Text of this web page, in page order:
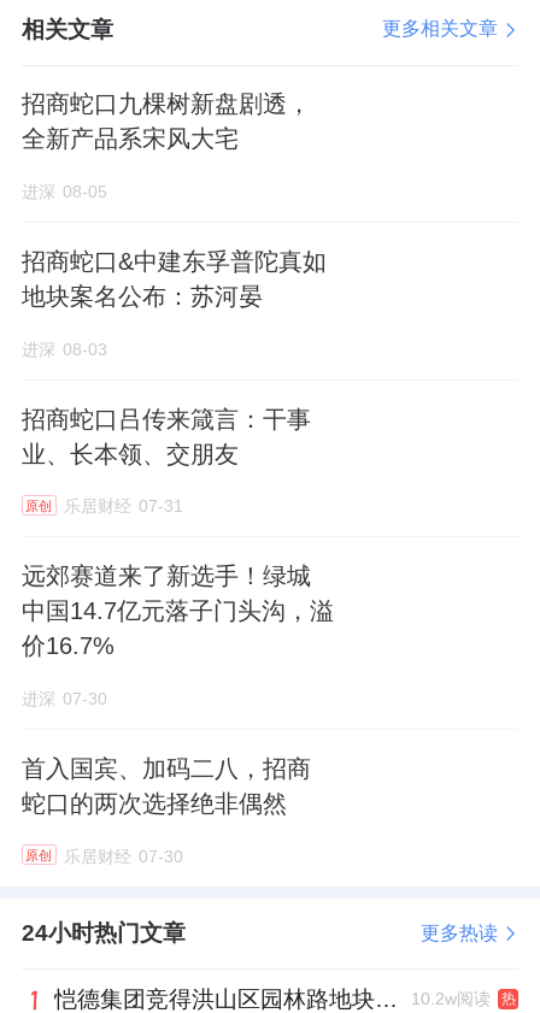
进一步完成服务体系的全域升级，整合商业服
体系，构建“空间运维+生活配套+文化赋能+圈
文保属性强、体验要求高的特质，搭建精细化
运维体系，覆盖古建保护性运维、场景常态养
护、智慧安防、数字孪生监测、空间品质管理
下，保障商业空间的体验质感与经营稳定性，
实现文化保护与商业运营的平衡共生。
更具差异化的是，招商蛇口将商业运营服务延
伸至城市公共服务维度。上述标杆项目均深度
参与城市更新与文化传承，持续开放公共空
间、文化展厅、景观广场，为市民提供免费文
显了央企的社会责任，更通过高频次的市民互
动，沉淀品牌认知与用户心智，形成长期竞争
底盘。
个标杆项目，验证了非标商业从“流量收割”到
“用户深耕”的转型路径。其底层逻辑并非简单
相关文章 更多相关文章
招商蛇口九棵树新盘剧透，
全新产品系宋风大宅
进深 08-05
招商蛇口&中建东孚普陀真如
地块案名公布：苏河晏
进深 08-03
招商蛇口吕传来箴言：干事
业、长本领、交朋友
原创 乐居财经 07-31
远郊赛道来了新选手！绿城
中国14.7亿元落子门头沟，溢
价16.7%
进深 07-30
首入国宾、加码二八，招商
蛇口的两次选择绝非偶然
原创 乐居财经 07-30
24小时热门文章 更多热读
恺德集团竞得洪山区园林路地块，引入贝好家C2M产品定位及营销服务 10.2w阅读 热